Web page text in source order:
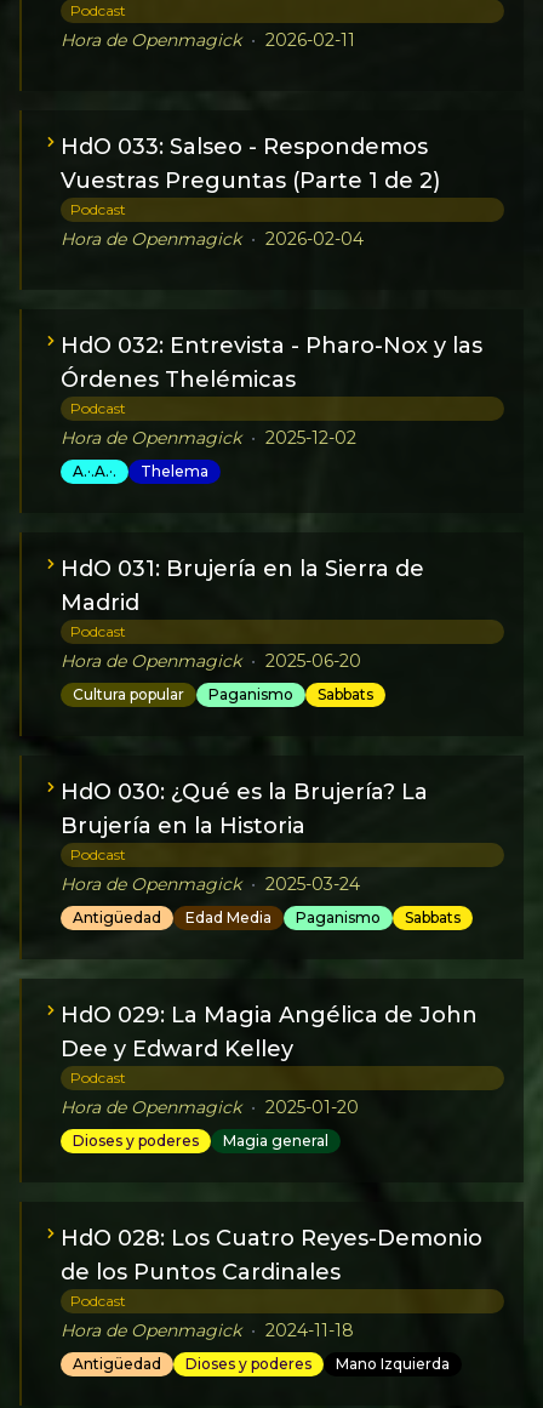
Podcast
Hora de Openmagick • 2026-02-11
HdO 033: Salseo - Respondemos
Vuestras Preguntas (Parte 1 de 2)
Podcast
Hora de Openmagick • 2026-02-04
HdO 032: Entrevista - Pharo-Nox y las
Órdenes Thelémicas
Podcast
Hora de Openmagick • 2025-12-02
A.·.A.·. Thelema
HdO 031: Brujería en la Sierra de
Madrid
Podcast
Hora de Openmagick • 2025-06-20
Cultura popular Paganismo Sabbats
HdO 030: ¿Qué es la Brujería? La
Brujería en la Historia
Podcast
Hora de Openmagick • 2025-03-24
Antigüedad Edad Media Paganismo Sabbats
HdO 029: La Magia Angélica de John
Dee y Edward Kelley
Podcast
Hora de Openmagick • 2025-01-20
Dioses y poderes Magia general
HdO 028: Los Cuatro Reyes-Demonio
de los Puntos Cardinales
Podcast
Hora de Openmagick • 2024-11-18
Antigüedad Dioses y poderes Mano Izquierda